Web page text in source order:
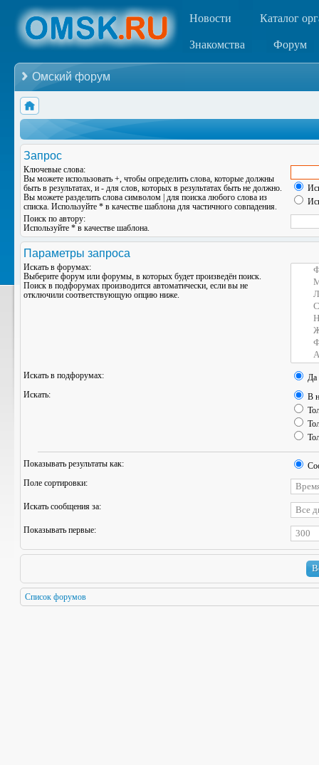
Новости Каталог
Знакомства Форум
Омский форум
Запрос
Ключевые слова:
Вы можете использовать +, чтобы определить слова, которые должны
быть в результатах, и - для слов, которых в результатах быть не должно.
Вы можете разделить слова символом для поиска любого слова из
списка. Используйте * в качестве шаблона для частичного совпадения.
Поиск по автору:
Используйте * в качестве шаблона.
Параметры запроса
Искать в форумах:
Выберите форум или форумы, в которых будет произведён поиск.
Поиск в подфорумах производится автоматически, если вы не
отключили соответствующую опцию ниже.
Искать в подфорумах:
Да
Искать:
В
Показывать результаты как:
Поле сортировки:
Искать сообщения за:
Показывать первые:
Список форумов